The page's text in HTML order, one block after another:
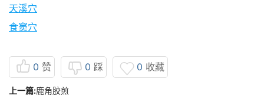
天溪穴
食窦穴
0 赞 0 踩 0 收藏
上一篇:鹿角胶煎